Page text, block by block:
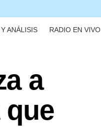
ANÁLISIS RADIO EN VIVO
a
que